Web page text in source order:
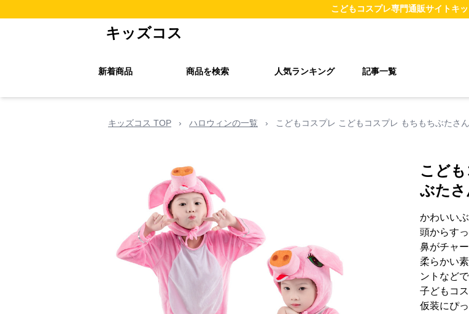
こどもコスプレ専門通販サイトキ
キッズコス
新着商品 商品を検索 人気ランキング 記事一覧
キッズコス TOP › ハロウィンの一覧 › こどもコスプレ こどもコスプレ もちもちぶたさ
こど
ぶた
かわいい
頭からす
鼻がチャ
柔らかい
ントなど
子どもコ
仮装にぴ